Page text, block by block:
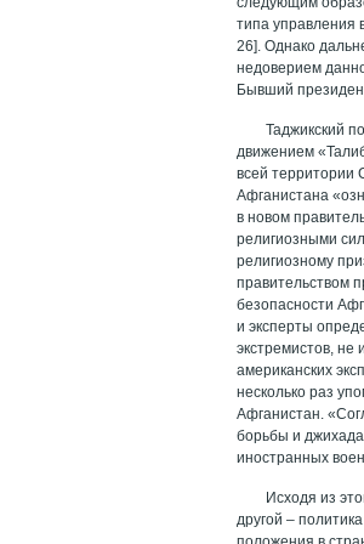
типа управления
26]. Однако
недоверием
Бывший
Таджикский
движением
всей территории
Афганистана
в новом
религиозными
религиозному
правительством
безопасности
и эксперты
экстремистов, не
американских
несколько раз
Афганистан.
борьбы и
иностранных
Исходя из
другой –